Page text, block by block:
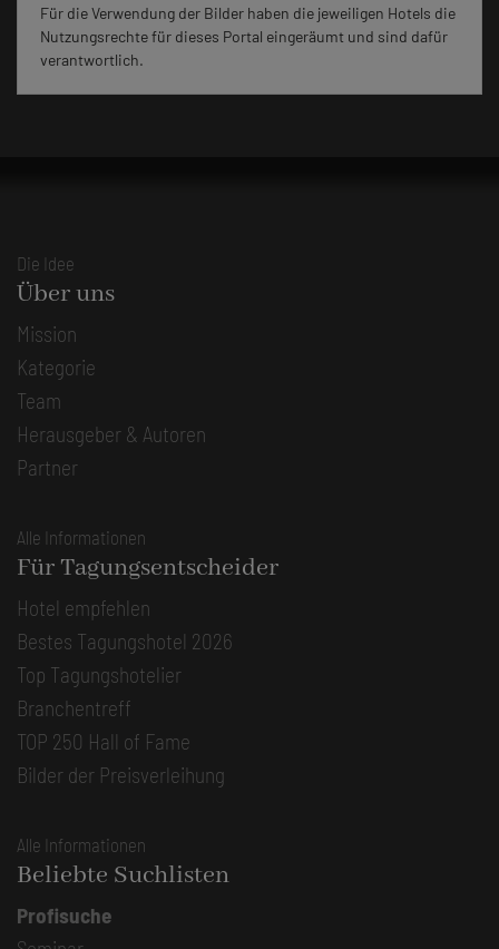
Für die Verwendung der Bilder haben die jeweiligen Hotels die
Nutzungsrechte für dieses Portal eingeräumt und sind dafür
verantwortlich.
Die Idee
Über uns
Mission
Kategorie
Team
Herausgeber & Autoren
Partner
Alle Informationen
Für Tagungsentscheider
Hotel empfehlen
Bestes Tagungshotel 2026
Top Tagungshotelier
Branchentreff
TOP 250 Hall of Fame
Bilder der Preisverleihung
Alle Informationen
Beliebte Suchlisten
Profisuche